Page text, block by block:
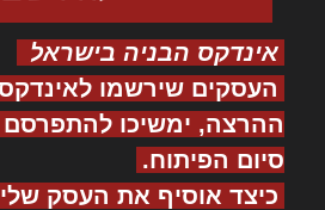
אינדקס הבניה בישראל
העסקים שירשמו
ההרצה, ימשיכו
סיום הפיתוח.
כיצד אוסיף את העסק